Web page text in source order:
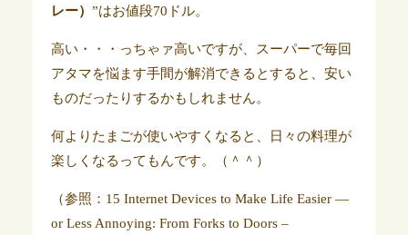
レー） ”はお値段70ドル。
高い・・・っちゃァ高いですが、スーパーで毎回
アタマを悩ます手間が解消できるとすると、安い
ものだったりするかもしれません。
何よりたまごが使いやすくなると、日々の料理が
楽しくなるってもんです。（＾＾）
（参照：15 Internet Devices to Make Life Easier —
or Less Annoying: From Forks to Doors –